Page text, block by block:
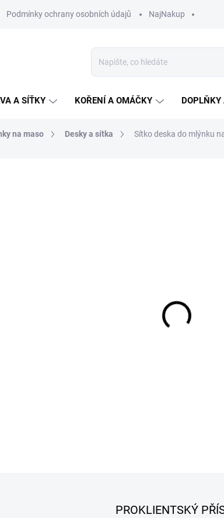
Podmínky ochrany osobních údajů NajNakup
A SÍŤKY KOŘENÍ A OMÁČKY DOPLŇKY
na maso Desky a sítka Sítko deska do mlýnku
PROKLIENTSKÝ